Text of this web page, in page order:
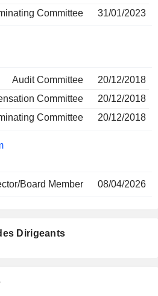
Committee
31/01/2023
Audit Committee
20/12/2018
Committee
20/12/2018
Committee
20/12/2018
Board Member 08/04/2026
Dirigeants